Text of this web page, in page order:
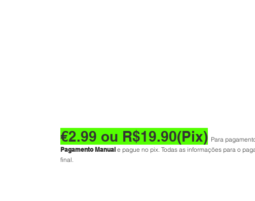
€2.99 ou R$19.90(Pix) Para
Pagamento Manual e pague no pix. Todas as informações para o
final.